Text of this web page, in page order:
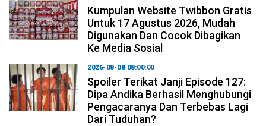
Kumpulan Website Twibbon Gratis
Untuk 17 Agustus 2026, Mudah
Digunakan Dan Cocok Dibagikan
Ke Media Sosial
2026-08-08 08:00:00
Spoiler Terikat Janji Episode 127:
Dipa Andika Berhasil Menghubungi
Pengacaranya Dan Terbebas Lagi
Dari Tuduhan?